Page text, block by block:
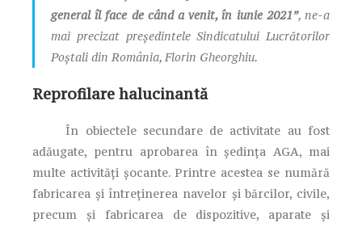
general îl face de când a venit, în iunie 2021”, ne-a
mai precizat președintele Sindicatului Lucrătorilor
Poștali din România, Florin Gheorghiu.
Reprofilare halucinantă
În obiectele secundare de activitate au fost
adăugate, pentru aprobarea în ședința AGA, mai
multe activități șocante. Printre acestea se numără
fabricarea și întreținerea navelor și bărcilor, civile,
precum și fabricarea de dispozitive, aparate și